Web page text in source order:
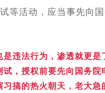
等活动，应当事先向
是违法行为，渗透就更是
试，授权前要先向国务院
搞的热火朝天，老大急